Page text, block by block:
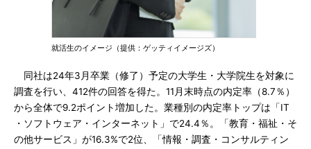
就活生のイメージ（提供：ゲッティイメージズ）
同社は24年3月卒業（修了）予定の大学生・大学院生を対象に
調査を行い、412件の回答を得た。11月末時点の内定率（8.7％）
から全体で9.2ポイント増加した。業種別の内定率トップは「IT
・ソフトウェア・インターネット」で24.4％。「教育・福祉・そ
の他サービス」が16.3%で2位、「情報・調査・コンサルティン